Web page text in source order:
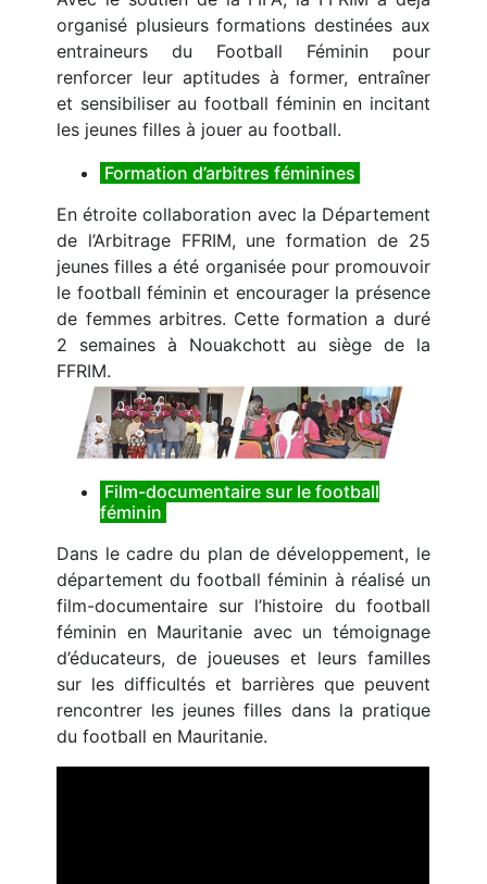
organisé plusieurs formations destinées aux
entraineurs du Football Féminin pour
renforcer leur aptitudes à former, entraîner
et sensibiliser au football féminin en incitant
les jeunes filles à jouer au football.
Formation d’arbitres féminines
En étroite collaboration avec la Département
de l’Arbitrage FFRIM, une formation de 25
jeunes filles a été organisée pour promouvoir
le football féminin et encourager la présence
de femmes arbitres. Cette formation a duré
2 semaines à Nouakchott au siège de la
FFRIM.
Film-documentaire sur le football
féminin
Dans le cadre du plan de développement, le
département du football féminin à réalisé un
film-documentaire sur l’histoire du football
féminin en Mauritanie avec un témoignage
d’éducateurs, de joueuses et leurs familles
sur les difficultés et barrières que peuvent
rencontrer les jeunes filles dans la pratique
du football en Mauritanie.